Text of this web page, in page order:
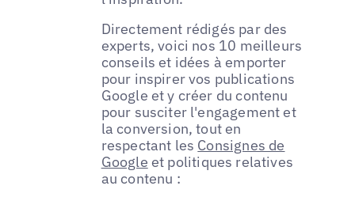
Directement rédigés par des
experts, voici nos 10 meilleurs
conseils et idées à emporter
pour inspirer vos publications
Google et y créer du contenu
pour susciter l'engagement et
la conversion, tout en
respectant les Consignes de
Google et politiques relatives
au contenu :